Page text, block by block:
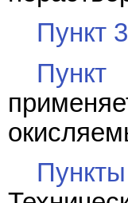
Пункт
Пункт